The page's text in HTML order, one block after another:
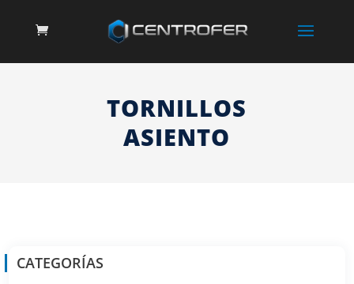
TORNILLOS
ASIENTO
CATEGORÍAS